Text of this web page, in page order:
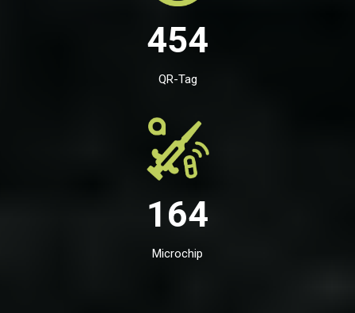
454
QR-Tag
164
Microchip